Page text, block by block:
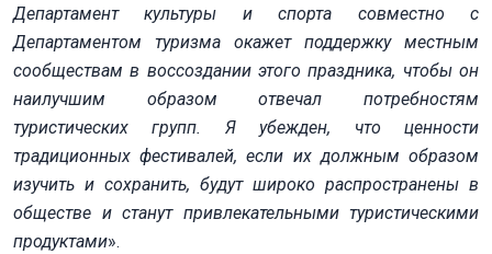
Департамент культуры и спорта совместно с
Департаментом туризма окажет поддержку местным
сообществам в воссоздании этого праздника, чтобы он
наилучшим образом отвечал потребностям
туристических групп. Я убежден, что ценности
традиционных фестивалей, если их должным образом
изучить и сохранить, будут широко распространены в
обществе и станут привлекательными туристическими
продуктами».